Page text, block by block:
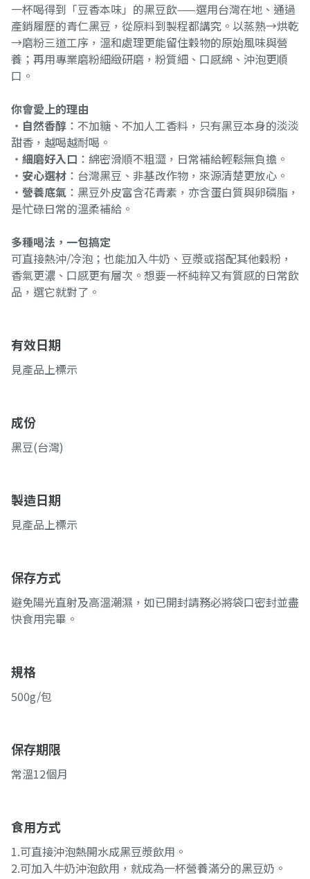
一杯喝得到「豆香本味」的黑豆飲——選用台灣在地、通過
產銷履歷的青仁黑豆，從原料到製程都講究。以蒸熟→烘乾
→磨粉三道工序，溫和處理更能留住穀物的原始風味與營
養；再用專業磨粉細緻研磨，粉質細、口感綿、沖泡更順
口。
你會愛上的理由
・ 自然香醇 ：不加糖、不加人工香料，只有黑豆本身的淡淡
甜香，越喝越耐喝。
・ 細磨好入口 ：綿密滑順不粗澀，日常補給輕鬆無負擔。
・ 安心選材 ：台灣黑豆、非基改作物，來源清楚更放心。
・ 營養底氣 ：黑豆外皮富含花青素，亦含蛋白質與卵磷脂，
是忙碌日常的溫柔補給。
多種喝法，一包搞定
可直接熱沖/冷泡；也能加入牛奶、豆漿或搭配其他穀粉，
香氣更濃、口感更有層次。想要一杯純粹又有質感的日常飲
品，選它就對了。
有效日期
見產品上標示
成份
黑豆(台灣)
製造日期
見產品上標示
保存方式
避免陽光直射及高溫潮濕，如已開封請務必將袋口密封並盡
快食用完畢。
規格
500g/包
保存期限
常溫12個月
食用方式
1.可直接沖泡熱開水成黑豆漿飲用。
2.可加入牛奶沖泡飲用，就成為一杯營養滿分的黑豆奶。